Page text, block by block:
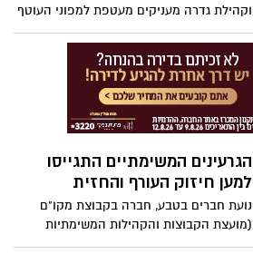
וקהילת גדרה מעניקים מעטפת למפוני העוטף
והצפון החל משירותי ביגוד ועד לשירותי
תמיכה וחינוך
הגרעינים המשימתיים התגייסו
למען חיזוק העורף והחזית
נועת חברים בטבע, חברה בקבוצת מקו"ם
(מועצת הקבוצות והקהילות המשימתיות
בישראל), הינה עמותה אשר יוזמת, מקימה